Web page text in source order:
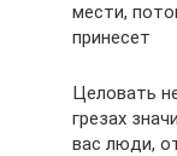
мести,
принесет
Целовать
грезах
вас люди,